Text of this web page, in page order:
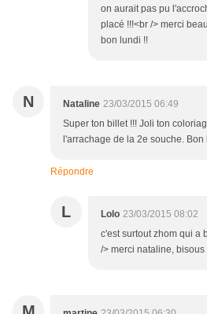
on aurait pas pu
placé !!!<br /> merci
bon lundi !!
N Nataline 23/03/2015 06:49
Super ton billet !!! Joli ton
l'arrachage de la 2e souche.
Répondre
L Lolo 23/03/2015 08:02
c'est surtout zhom qui a
/> merci nataline,